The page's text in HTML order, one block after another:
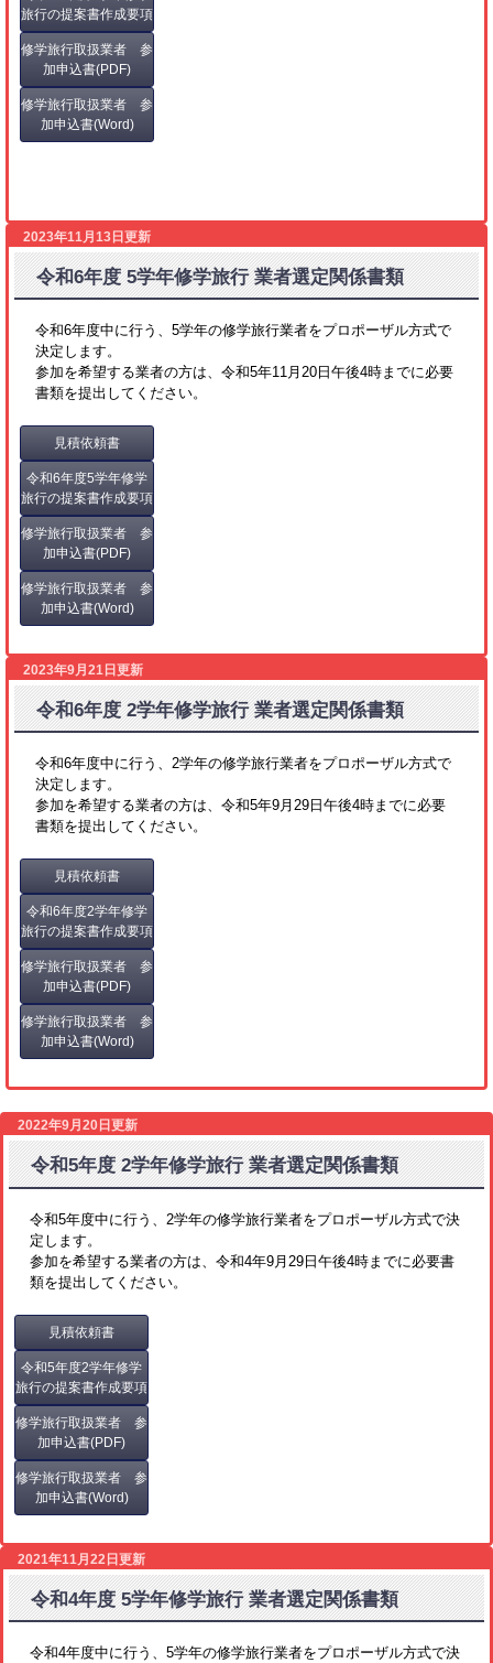
旅行の提案書作成要項
修学旅行取扱業者 参
加申込書(PDF)
修学旅行取扱業者 参
加申込書(Word)
2023年11月13日更新
令和6年度 5学年修学旅行 業者選定関係書類
令和6年度中に行う、5学年の修学旅行業者をプロポーザル方式で
決定します。
参加を希望する業者の方は、令和5年11月20日午後4時までに必要
書類を提出してください。
見積依頼書
令和6年度5学年修学
旅行の提案書作成要項
修学旅行取扱業者 参
加申込書(PDF)
修学旅行取扱業者 参
加申込書(Word)
2023年9月21日更新
令和6年度 2学年修学旅行 業者選定関係書類
令和6年度中に行う、2学年の修学旅行業者をプロポーザル方式で
決定します。
参加を希望する業者の方は、令和5年9月29日午後4時までに必要
書類を提出してください。
見積依頼書
令和6年度2学年修学
旅行の提案書作成要項
修学旅行取扱業者 参
加申込書(PDF)
修学旅行取扱業者 参
加申込書(Word)
2022年9月20日更新
令和5年度 2学年修学旅行 業者選定関係書類
令和5年度中に行う、2学年の修学旅行業者をプロポーザル方式で決
定します。
参加を希望する業者の方は、令和4年9月29日午後4時までに必要書
類を提出してください。
見積依頼書
令和5年度2学年修学
旅行の提案書作成要項
修学旅行取扱業者 参
加申込書(PDF)
修学旅行取扱業者 参
加申込書(Word)
2021年11月22日更新
令和4年度 5学年修学旅行 業者選定関係書類
令和4年度中に行う、5学年の修学旅行業者をプロポーザル方式で決